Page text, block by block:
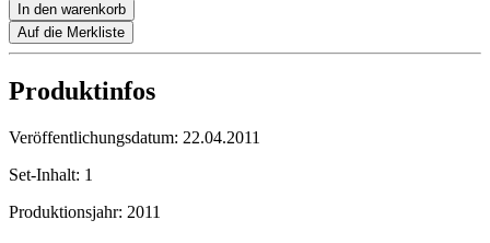
In den warenkorb
Auf die Merkliste
Produktinfos
Veröffentlichungsdatum: 22.04.2011
Set-Inhalt: 1
Produktionsjahr: 2011